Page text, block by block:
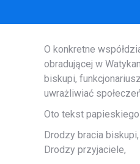
O konkretne
obradującej w
biskupi,
uwrażliwiać
Oto tekst
Drodzy bracia biskupi,
Drodzy przyjaciele,